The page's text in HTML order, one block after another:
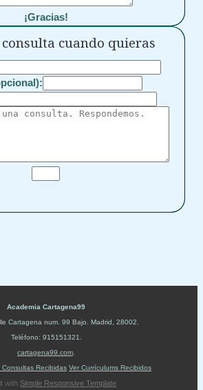
¡Gracias!
cuando quieras
Academia Cartagena99
Cartagena num. 99 Bajo Madrid 28002
Teléfono: 915151321
cartagena99.com
Consultas Recibidas Ver Currículums Recibidos
with Simple Responsive Template